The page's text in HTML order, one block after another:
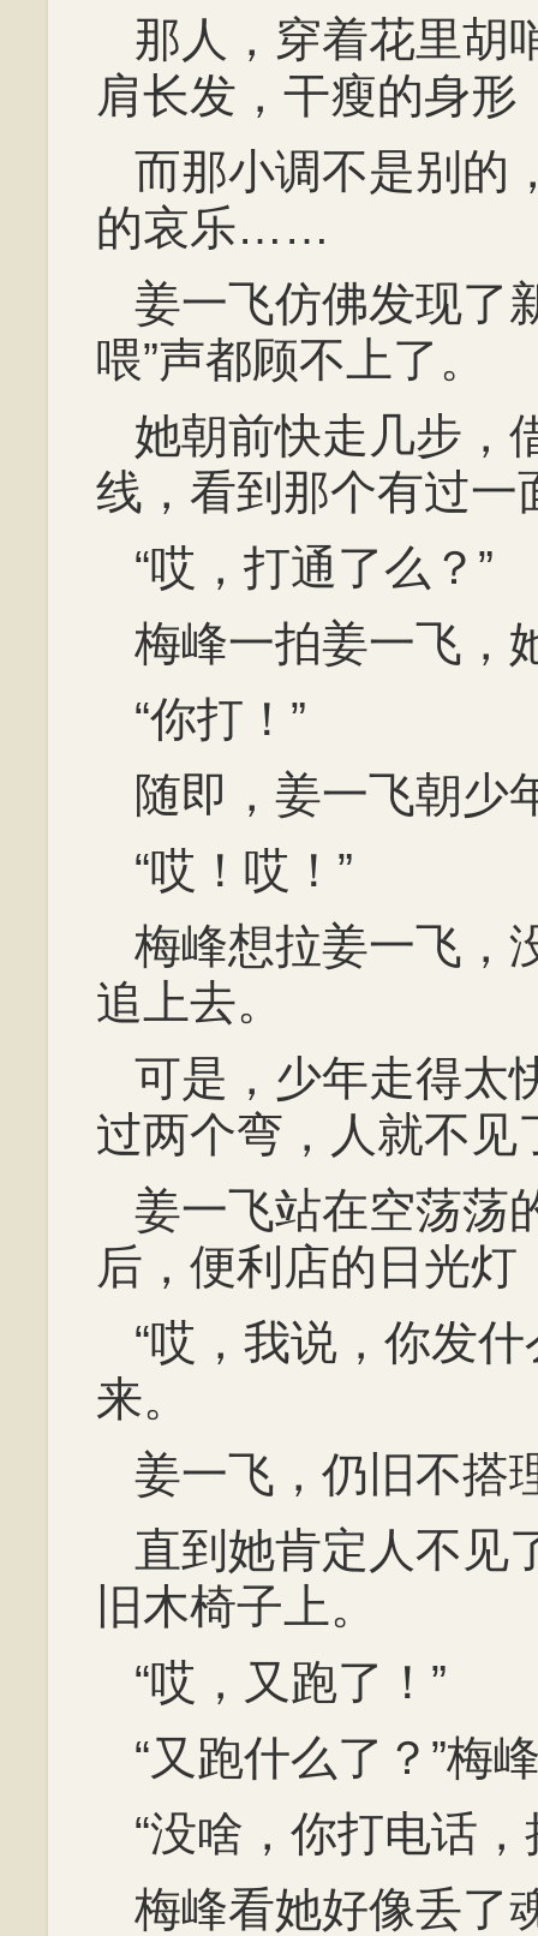
那人，穿着花里胡
肩长发，干瘦的身形
而那小调不是别的
的哀乐……
姜一飞仿佛发现了
喂”声都顾不上了。
她朝前快走几步，
线，看到那个有过一
“哎，打通了么？”
梅峰一拍姜一飞，
“你打！”
随即，姜一飞朝少
“哎！哎！”
梅峰想拉姜一飞，
追上去。
可是，少年走得太
过两个弯，人就不见
姜一飞站在空荡荡
后，便利店的日光
“哎，我说，你发
来。
姜一飞，仍旧不搭
直到她肯定人不见
旧木椅子上。
“哎，又跑了！”
“又跑什么了？”梅
“没啥，你打电话
梅峰看她好像丢了